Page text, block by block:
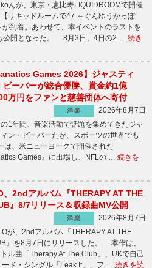
んが、東京・恵比寿LIQUIDROOMで開催
【リキッドルームで47 ～ぐんゆうかっぽ
到着。あわせて、本イベントのラストを
公開となった。 8月3日、4日の2 … 続き
Games 2026】ジャスティ
ビーバーが総合優勝、賞金約1億
万円をファンと慈善団体へ寄付
洋楽
2026年8月7日
1年間、音楽活動で話題を集めてきたジャ
ン・ビーバーだが、スポーツの世界でも
、米ニューヨークで開催された
Games』に出場し、NFLの … 続きを
、2ndアルバム『THERAPY AT THE
』8/7リリース＆収録曲MV公開
洋楽
2026年8月7日
が、2ndアルバム『THERAPY AT THE
』を8月7日にリリースした。 本作は、
ル曲「Therapy At The Club」、UKで自己
ド・シングル「Leak It」、フ … 続きを読